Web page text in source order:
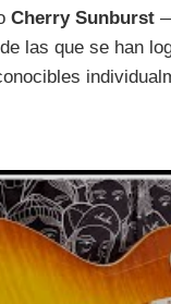
Cherry Sunburst
las que se han